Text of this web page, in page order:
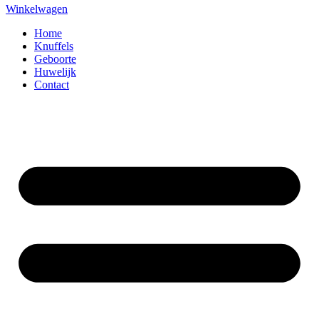
Winkelwagen
Home
Knuffels
Geboorte
Huwelijk
Contact